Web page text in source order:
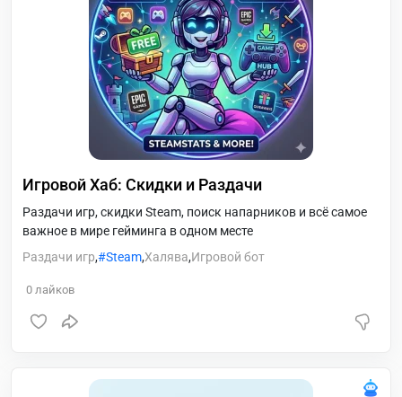
Игровой Хаб: Скидки и Раздачи
Раздачи игр, скидки Steam, поиск напарников и всё самое
важное в мире гейминга в одном месте
Раздачи игр, Steam,Халява,Игровой бот
0 лайков